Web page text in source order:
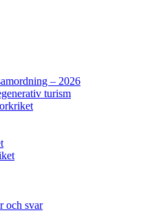
– 2026
turism
och svar